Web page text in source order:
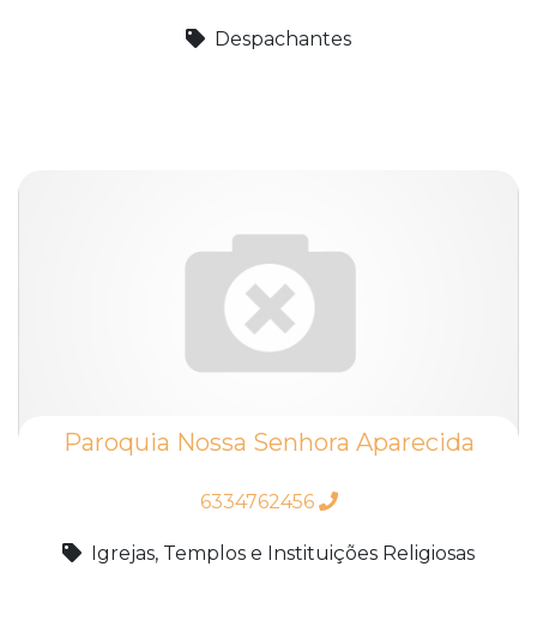
Despachantes
Paroquia Nossa Senhora Aparecida
6334762456
Igrejas, Templos e Instituições Religiosas